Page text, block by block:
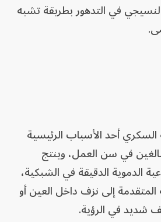
في التدهور بطريقة تشبه
السكري أحد الأسباب الرئيسية
في سن العمل، وينتج
الدموية الدقيقة في الشبكية،
إلى نزف داخل العين أو
شديد في الرؤية.